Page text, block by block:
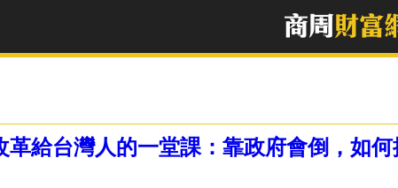
革給台灣人的一堂課：靠政府會倒，如何